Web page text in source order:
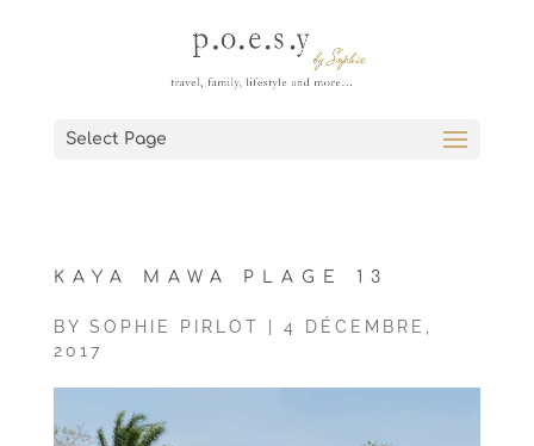
Select Page
KAYA MAWA PLAGE 13
BY SOPHIE PIRLOT
4 DÉCEMBRE,
2017